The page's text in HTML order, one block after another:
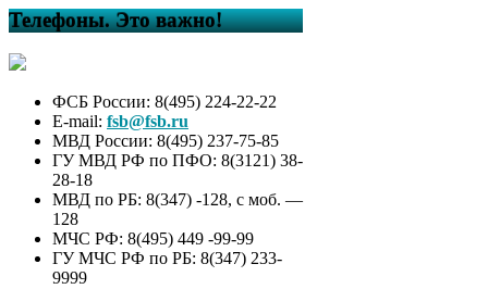
Телефоны. Это важно!
ФСБ России: 8(495) 224-22-22
E-mail: fsb@fsb.ru
МВД России: 8(495) 237-75-85
ГУ МВД РФ по ПФО: 8(3121) 38-
28-18
МВД по РБ: 8(347) -128, с моб. —
128
МЧС РФ: 8(495) 449 -99-99
ГУ МЧС РФ по РБ: 8(347) 233-
9999